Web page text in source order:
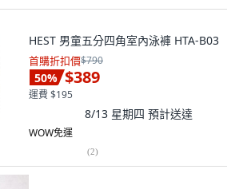
HEST 男童五分四角室內泳褲 HTA-B03
首購折扣價$790
50% $389
運費 $195
8/13 星期四 預計送達
WOW免運
(2)